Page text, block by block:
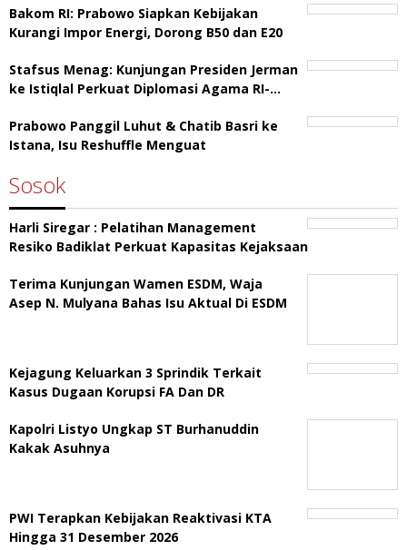
Bakom RI: Prabowo Siapkan Kebijakan
Kurangi Impor Energi, Dorong B50 dan E20
Stafsus Menag: Kunjungan Presiden Jerman
ke Istiqlal Perkuat Diplomasi Agama RI-…
Prabowo Panggil Luhut & Chatib Basri ke
Istana, Isu Reshuffle Menguat
Sosok
Harli Siregar : Pelatihan Management
Resiko Badiklat Perkuat Kapasitas Kejaksaan
Terima Kunjungan Wamen ESDM, Waja
Asep N. Mulyana Bahas Isu Aktual Di ESDM
Kejagung Keluarkan 3 Sprindik Terkait
Kasus Dugaan Korupsi FA Dan DR
Kapolri Listyo Ungkap ST Burhanuddin
Kakak Asuhnya
PWI Terapkan Kebijakan Reaktivasi KTA
Hingga 31 Desember 2026